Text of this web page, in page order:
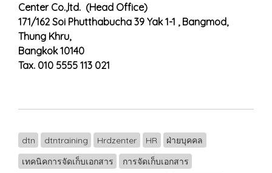
Center Co.,ltd. (Head Office)
171/162 Soi Phutthabucha 39 Yak 1-1 , Bangmod,
Thung Khru,
Bangkok 10140
Tax. 010 5555 113 021
dtn dtntraining Hrdzenter HR
ฝ่ายบุคคล
เทคนิคการจัดเก็บเอกสาร
การจัดเก็บเอกสาร